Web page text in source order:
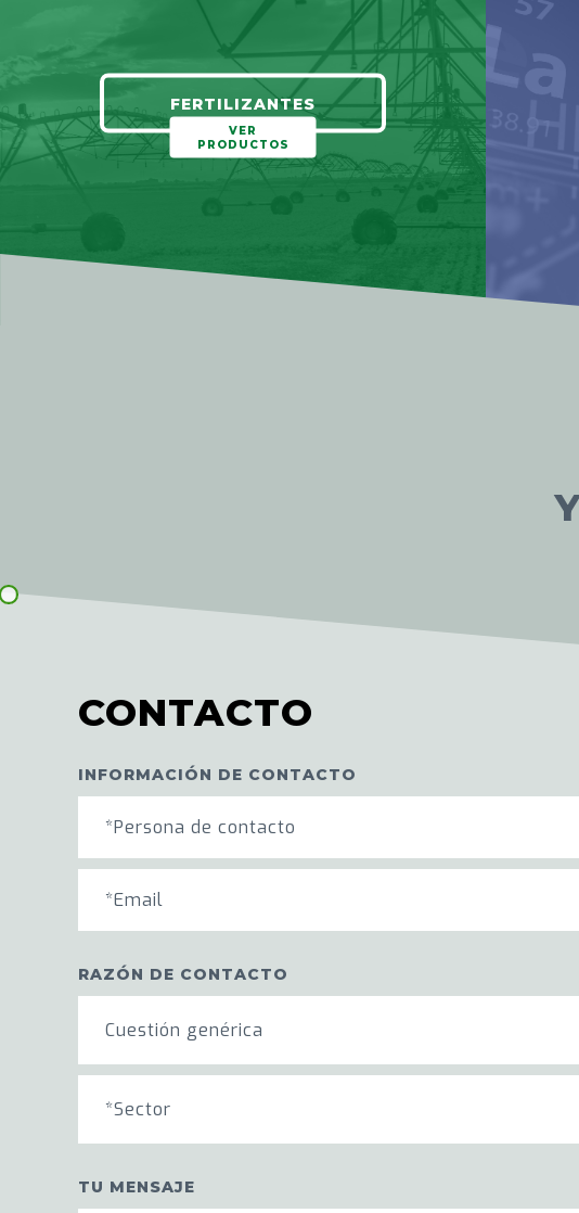
FERTILIZANTES
VER
PRODUCTOS
CONTACTO
INFORMACIÓN DE CONTACTO
RAZÓN DE CONTACTO
Cuestión genérica
*Sector
TU MENSAJE